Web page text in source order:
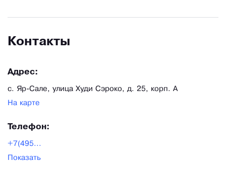
Контакты
Адрес:
с. Яр-Сале, улица Худи Сэроко, д. 25, корп. А
На карте
Телефон:
+7(495...
Показать